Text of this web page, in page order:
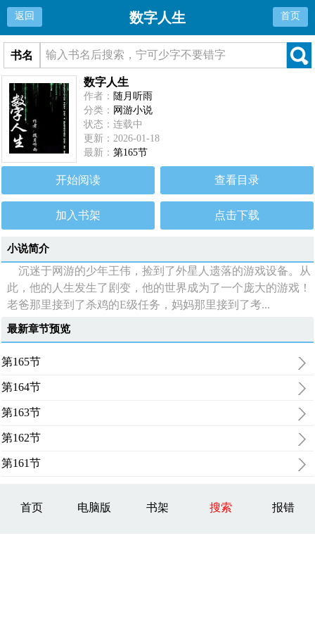
返回 数字人生 首页
书名
数字人生
作者： 随月听雨
分类： 网游小说
状态：连载中
更新：2026-01-18
最新：第165节
开始阅读 查看目录
加入书架 点击下载
小说简介
沉迷于网游的少年王伟，捡到了外星人遗落的游戏设备。从
此，他的人生发生了剧变，他的世界成为了一个庞大的游戏！
老爸那里接到了杀鸡的E级任务，妈妈那里接到了考...
最新章节预览
第165节
第164节
第163节
第162节
第161节
首页 电脑版 书架 搜索 报错